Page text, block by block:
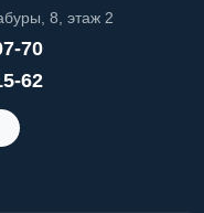
8, этаж 2
70
62